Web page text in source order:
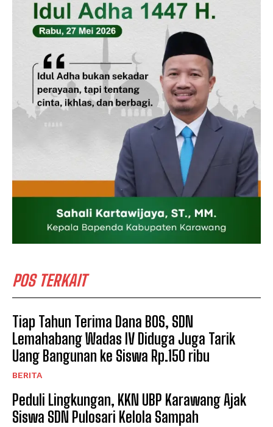
POS TERKAIT
Tiap Tahun Terima Dana BOS, SDN
Lemahabang Wadas IV Diduga Juga Tarik
Uang Bangunan ke Siswa Rp.150 ribu
BERITA
Peduli Lingkungan, KKN UBP Karawang Ajak
Siswa SDN Pulosari Kelola Sampah